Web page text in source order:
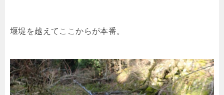
堰堤を越えてここからが本番。